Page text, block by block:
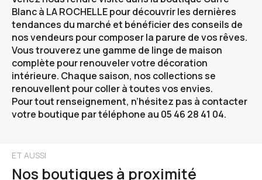
Blanc à LA ROCHELLEpour découvrir les dernières
tendances du marché et bénéficier des conseils de
nos vendeurs pour composer la parure de vos rêves.
Vous trouverez une gamme de linge de maison
complète pour renouveler votre décoration
intérieure. Chaque saison, nos collections se
renouvellent pour coller à toutes vos envies.
Pour tout renseignement, n’hésitez pas à contacter
votre boutique par téléphone au 05 46 28 41 04.
ET AUSSI
Nos boutiques à proximité